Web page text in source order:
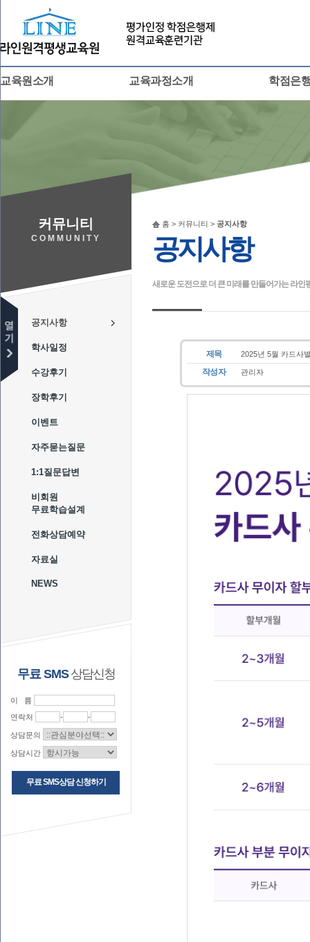
교육원소개 교육과정소개 학점은
커뮤니티
COMMUNITY
공지사항
학사일정
수강후기
장학후기
이벤트
자주묻는질문
1:1질문답변
비회원
무료학습설계
전화상담예약
자료실
NEWS
무료 SMS상담신청
이 름
연락처
- -
상담문의
상담시간
무료 SMS상담 신청하기
홈 > 커뮤니티 > 공지사항
공지사항
새로운 도전으로 더 큰 미래를 만들어가는 라인
제목 2025년 5월 카드사
작성자 관리자